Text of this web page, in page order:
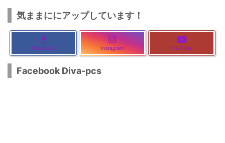
気ままににアップしています！
Facebook Instagram YouTube
Facebook Diva-pcs